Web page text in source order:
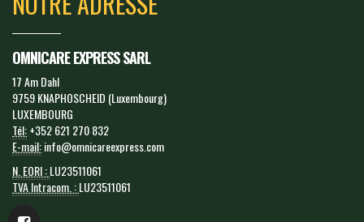
OMNICARE EXPRESS SARL
17 Am Dahl
9759 KNAPHOSCHEID (Luxembourg)
LUXEMBOURG
Tél:+352 621 270 832
E-mail:info@omnicareexpress.com
N. EORI :LU23511061
TVA Intracom. :LU23511061